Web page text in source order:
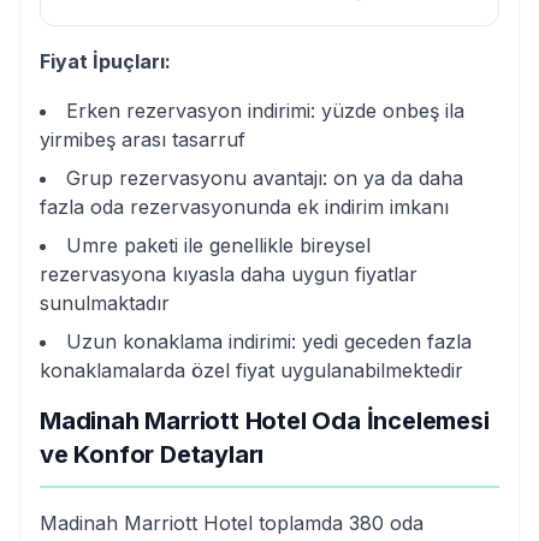
Fiyat İpuçları:
Erken rezervasyon indirimi: yüzde onbeş ila
yirmibeş arası tasarruf
Grup rezervasyonu avantajı: on ya da daha
fazla oda rezervasyonunda ek indirim imkanı
Umre paketi ile genellikle bireysel
rezervasyona kıyasla daha uygun fiyatlar
sunulmaktadır
Uzun konaklama indirimi: yedi geceden fazla
konaklamalarda özel fiyat uygulanabilmektedir
Madinah Marriott Hotel Oda İncelemesi
ve Konfor Detayları
Madinah Marriott Hotel toplamda 380 oda